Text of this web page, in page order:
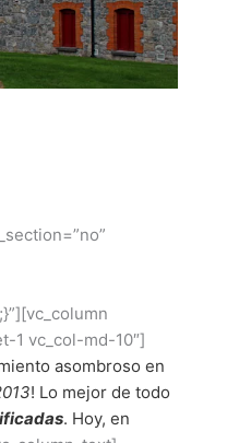
1 vc_col-md-10″]
asombroso en
! Lo mejor de todo
. Hoy, en